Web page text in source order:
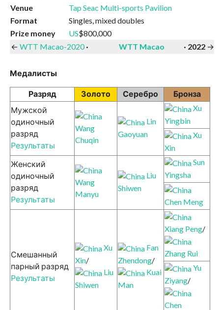
Venue
Tap Seac Multi-sports Pavilion
Format
Singles, mixed doubles
Prize money
US$800,000
← WTT Macao-2020 · WTT Macao · 2022 →
Медалисты
Разряд Золото Серебро
Бронза
Мужской
одиночный
разряд
Результаты
Wang
Chuqin
Lin
Gaoyuan
Xu
Yingbin
Xu
Xin
Женский
одиночный
разряд
Результаты
Wang
Manyu
Liu
Shiwen
Sun
Yingsha
Chen Meng
Смешанный
парный разряд
Результаты
Xu
Xin/
Liu
Shiwen
Fan
Zhendong/
Kuai
Man
Xiang Peng/
Zhang Rui
Yu
Ziyang/
Chen